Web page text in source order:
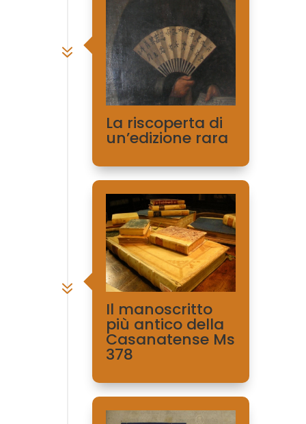
7
La riscoperta di
un’edizione rara
7
Il manoscritto
più antico della
Casanatense Ms
378